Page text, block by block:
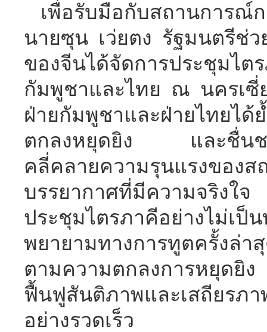
เพื่อรับมือกับสถานการ
นายซุน เว่ยตง รัฐมนตรีช่ว
ของจีนได้จัดการประชุมไต
กัมพูชาและไทย ณ นครเซี่
ฝ่ายกัมพูชาและฝ่ายไทยไ
ตกลงหยุดยิง และชื่นชม
คลี่คลายความรุนแรงขอ
บรรยากาศที่มีความจริง
ประชุมไตรภาคีอย่างไม่เป็
พยายามทางการทูตครั้งล่า
ตามความตกลงการหยุดยิง
ฟื้นฟูสันติภาพและเสถียรภ
อย่างรวดเร็ว